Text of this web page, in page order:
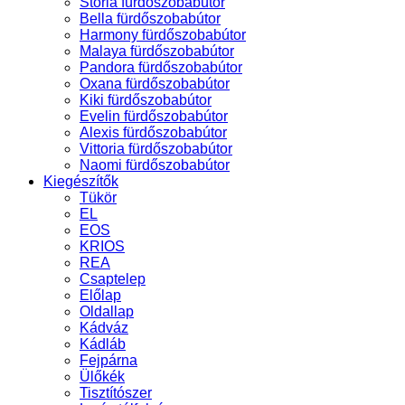
Bella fürdőszobabútor
Harmony fürdőszobabútor
Malaya fürdőszobabútor
Pandora fürdőszobabútor
Oxana fürdőszobabútor
Kiki fürdőszobabútor
Evelin fürdőszobabútor
Alexis fürdőszobabútor
Vittoria fürdőszobabútor
Naomi fürdőszobabútor
Kiegészítők
Tükör
EL
EOS
KRIOS
REA
Csaptelep
Előlap
Oldallap
Kádváz
Kádláb
Fejpárna
Ülőkék
Tisztítószer